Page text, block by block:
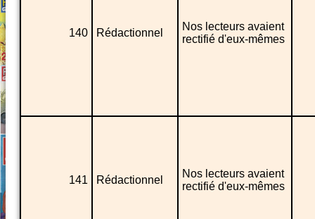
140 Rédactionnel
Nos lecteurs avaient
rectifié d'eux-mêmes
141 Rédactionnel
Nos lecteurs avaient
rectifié d'eux-mêmes